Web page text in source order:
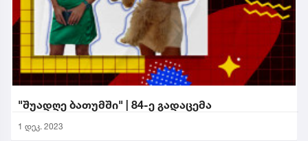
"შუადღე ბათუმში" | 84-ე გადაცემა
1 დეკ. 2023